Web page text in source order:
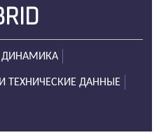
ДИНАМИКА
ТЕХНИЧЕСКИЕ ДАННЫЕ